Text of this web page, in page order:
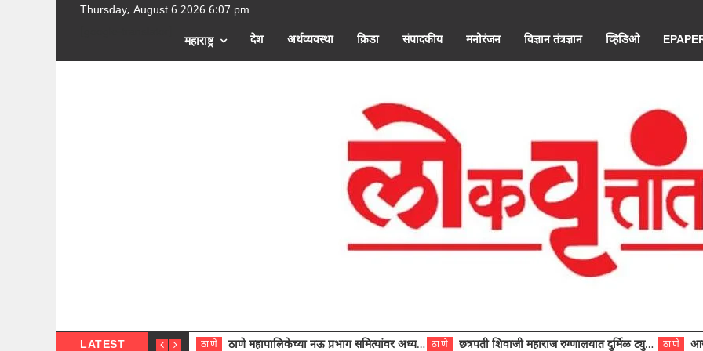
Thursday, August 6 2026 6:07 pm
महाराष्ट्र देश अर्थव्यवस्था क्रिडा संपादकीय मनोरंजन विज्ञान तंत्रज्ञान व्हिडिओ
LATEST ठाणे ठाणे महापालिकेच्या नऊ प्रभाग समित्यांवर अध्यक्ष विराजमान ठाणे छत्रपती शिवाजी महाराज रुग्णालयात दुर्मिळ ट्युमरची यशस्वी शस्त्रक्रिया ठाणे आरोग्य